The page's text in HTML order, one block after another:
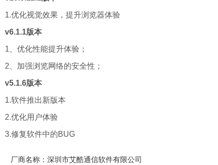
1.优化视觉效果，提升浏览器体验
v6.1.1版本
1、优化性能提升体验；
2、加强浏览网络的安全性；
v5.1.6版本
1.软件推出新版本
2.优化用户体验
3.修复软件中的BUG
厂商名称：深圳市艾酷通信软件有限公司